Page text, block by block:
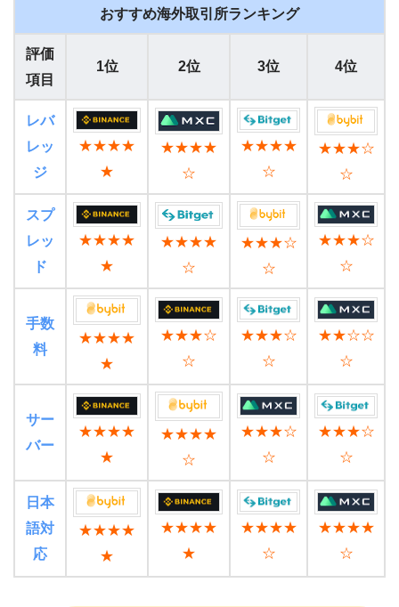
おすすめ海外取引所ランキング
評価
項目
1位 2位 3位 4位
レバ
レッ
ジ
★★★★
★
★★★★
☆
★★★★
☆
★★★☆
☆
スプ
レッ
ド
★★★★
★
★★★★
☆
★★★☆
☆
★★★☆
☆
手数
料
★★★★
★
★★★☆
☆
★★★☆
☆
★★☆☆
☆
サー
バー
★★★★
★
★★★★
☆
★★★☆
☆
★★★☆
☆
日本
語対
応
★★★★
★
★★★★
★
★★★★
☆
★★★★
☆